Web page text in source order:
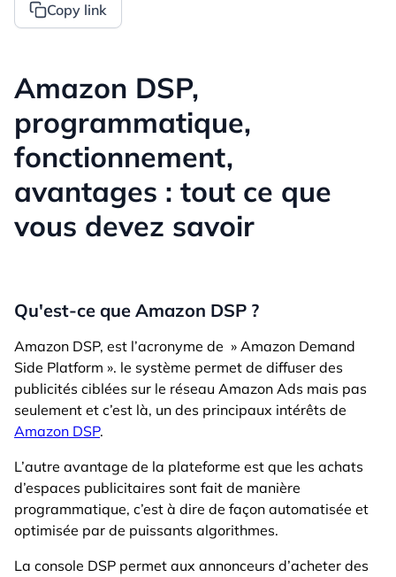
Copy link
Amazon DSP,
programmatique,
fonctionnement,
avantages : tout ce que
vous devez savoir
Qu'est-ce que Amazon DSP ?
Amazon DSP, est l’acronyme de » Amazon Demand
Side Platform ». le système permet de diffuser des
publicités ciblées sur le réseau Amazon Ads mais pas
seulement et c’est là, un des principaux intérêts de
Amazon DSP.
L’autre avantage de la plateforme est que les achats
d’espaces publicitaires sont fait de manière
programmatique, c’est à dire de façon automatisée et
optimisée par de puissants algorithmes.
La console DSP permet aux annonceurs d’acheter des